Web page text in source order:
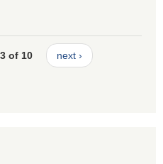
3 of 10 next ›